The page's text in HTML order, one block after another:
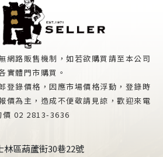
網路販售機制，如若欲購買請至本公司
實體門市購買。
登錄價格，因應市場價格浮動，登錄時
價為主，造成不便敬請見諒，歡迎來電
價 02 2813-3636
林區葫蘆街30巷22號